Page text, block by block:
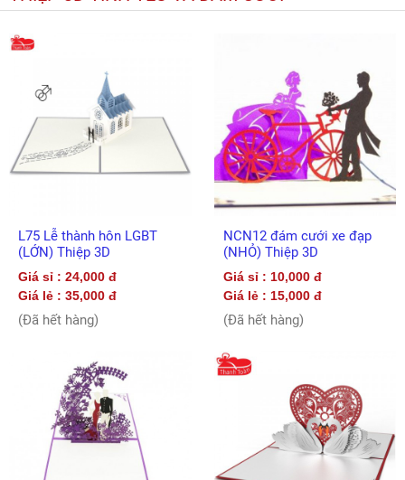
L75 Lễ thành hôn LGBT
(LỚN) Thiệp 3D
Giá sỉ : 24,000 đ
Giá lẻ : 35,000 đ
(Đã hết hàng)
NCN12 đám cưới xe đạp
(NHỎ) Thiệp 3D
Giá sỉ : 10,000 đ
Giá lẻ : 15,000 đ
(Đã hết hàng)